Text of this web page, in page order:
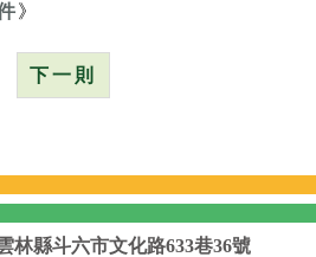
》
下一則
林縣斗六市文化路633巷36號